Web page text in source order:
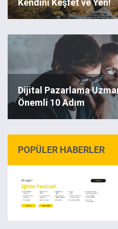
Kendini Keşfet ve Yen!
Dijital Pazarlama
Önemli 10 Adım
POPÜLER HABERLER